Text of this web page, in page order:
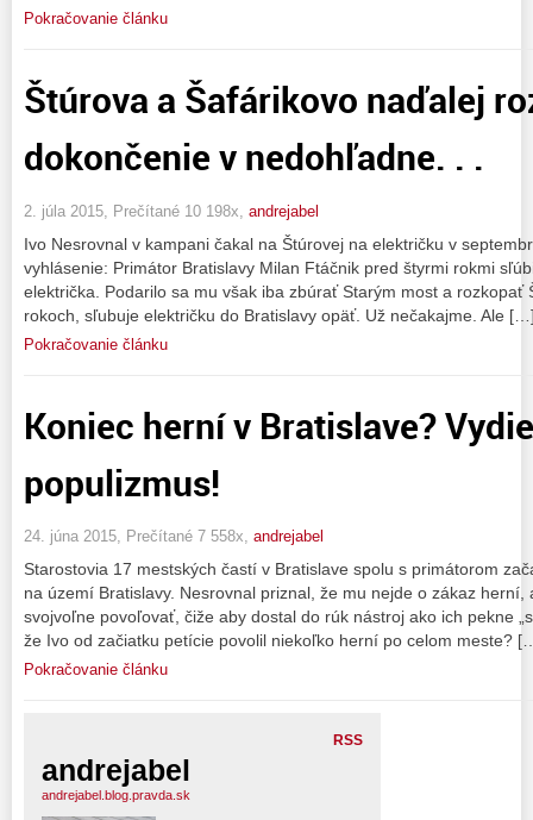
Pokračovanie článku
Štúrova a Šafárikovo naďalej
dokončenie v nedohľadne. . .
2. júla 2015, Prečítané 10 198x, andrejabel
Ivo Nesrovnal v kampani čakal na Štúrovej na električku v
vyhlásenie: Primátor Bratislavy Milan Ftáčnik pred štyrmi rokmi
električka. Podarilo sa mu však iba zbúrať Starým most a rozkopať
rokoch, sľubuje električku do Bratislavy opäť. Už nečakajme. Ale
Pokračovanie článku
Koniec herní v Bratislave?
populizmus!
24. júna 2015, Prečítané 7 558x, andrejabel
Starostovia 17 mestských častí v Bratislave spolu s primátorom
na území Bratislavy. Nesrovnal priznal, že mu nejde o zákaz
svojvoľne povoľovať, čiže aby dostal do rúk nástroj ako ich pekne
že Ivo od začiatku petície povolil niekoľko herní po celom meste?
Pokračovanie článku
RSS
andrejabel
andrejabel.blog.pravda.sk